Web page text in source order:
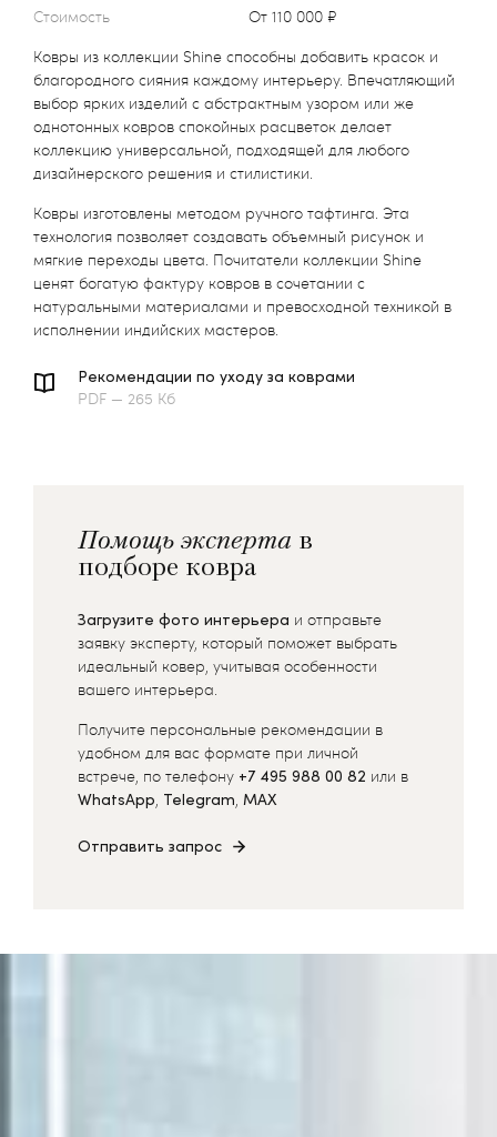
Стоимость
от 110 000 ₽
Ковры из коллекции Shine способны добавить красок и
благородного сияния каждому интерьеру. Впечатляющий
выбор ярких изделий с абстрактным узором или же
однотонных ковров спокойных расцветок делает
коллекцию универсальной, подходящей для любого
дизайнерского решения и стилистики.
Ковры изготовлены методом ручного тафтинга. Эта
технология позволяет создавать объемный рисунок и
мягкие переходы цвета. Почитатели коллекции Shine
ценят богатую фактуру ковров в сочетании с
натуральными материалами и превосходной техникой в
исполнении индийских мастеров.
Рекомендации по уходу за коврами
PDF — 265 Кб
Помощь эксперта в
подборе ковра
Загрузите фото интерьера и отправьте
заявку эксперту, который поможет выбрать
идеальный ковер, учитывая особенности
вашего интерьера.
Получите персональные рекомендации в
удобном для вас формате при личной
встрече, по телефону +7 495 988 00 82 или в
WhatsApp, Telegram, MAX
Отправить запрос